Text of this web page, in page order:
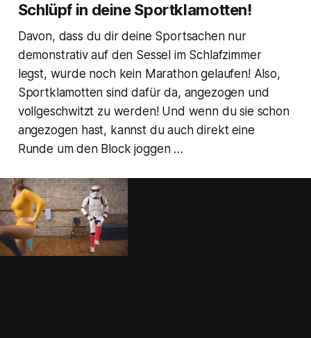
Schlüpf in deine Sportklamotten!
Davon, dass du dir deine Sportsachen nur
demonstrativ auf den Sessel im Schlafzimmer
legst, wurde noch kein Marathon gelaufen! Also,
Sportklamotten sind dafür da, angezogen und
vollgeschwitzt zu werden! Und wenn du sie schon
angezogen hast, kannst du auch direkt eine
Runde um den Block joggen …